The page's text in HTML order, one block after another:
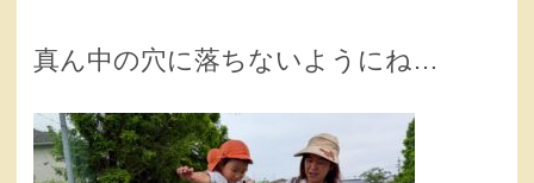
真ん中の穴に落ちないようにね…